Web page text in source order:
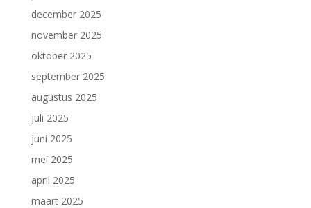
december 2025
november 2025
oktober 2025
september 2025
augustus 2025
juli 2025
juni 2025
mei 2025
april 2025
maart 2025